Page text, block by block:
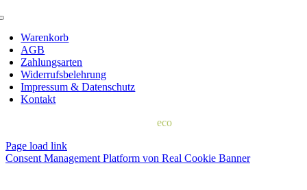
Warenkorb
AGB
Zahlungsarten
Widerrufsbelehrung
Impressum & Datenschutz
Kontakt
eco
Page load link
Consent Management Platform von Real Cookie Banner